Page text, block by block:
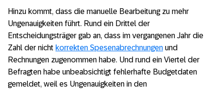
Hinzu kommt, dass die manuelle Bearbeitung zu mehr
Ungenauigkeiten führt. Rund ein Drittel der
Entscheidungsträger gab an, dass im vergangenen Jahr die
Zahl der nicht korrekten Spesenabrechnungen und
Rechnungen zugenommen habe. Und rund ein Viertel der
Befragten habe unbeabsichtigt fehlerhafte Budgetdaten
gemeldet, weil es Ungenauigkeiten in den